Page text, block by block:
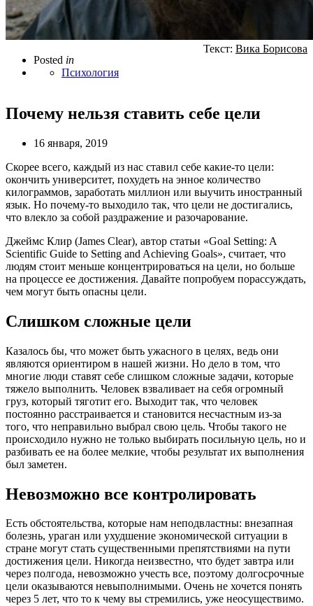
Posted in
Психология
Текст: Вика Борисова
Почему нельзя ставить себе цели
16 января, 2019
Скорее всего, каждый из нас ставил себе какие-то цели:
окончить университет, похудеть на энное количество
килограммов, заработать миллион или выучить иностранный
язык. Но почему-то выходило так, что цели не достигались,
что влекло за собой раздражение и разочарование.
Джеймс Клир (James Clear), автор статьи «Goal Setting: A
Scientific Guide to Setting and Achieving Goals», считает, что
людям стоит меньше концентрироваться на цели, но больше
на процессе ее достижения. Давайте попробуем порассуждать,
чем могут быть опасны цели.
Слишком сложные цели
Казалось бы, что может быть ужасного в целях, ведь они
являются ориентиром в нашей жизни. Но дело в том, что
многие люди ставят себе слишком сложные задачи, которые
тяжело выполнить. Человек взваливает на себя огромный
груз, который тяготит его. Выходит так, что человек
постоянно расстраивается и становится несчастным из-за
того, что неправильно выбрал свою цель. Чтобы такого не
происходило нужно не только выбирать посильную цель, но и
разбивать ее на более мелкие, чтобы результат их выполнения
был заметен.
Невозможно все контролировать
Есть обстоятельства, которые нам неподвластны: внезапная
болезнь, ураган или ухудшение экономической ситуации в
стране могут стать существенными препятствиями на пути
достижения цели. Никогда неизвестно, что будет завтра или
через полгода, невозможно учесть все, поэтому долгосрочные
цели оказываются невыполнимыми. Очень не хочется понять
через 5 лет, что то к чему вы стремились, уже неосуществимо.